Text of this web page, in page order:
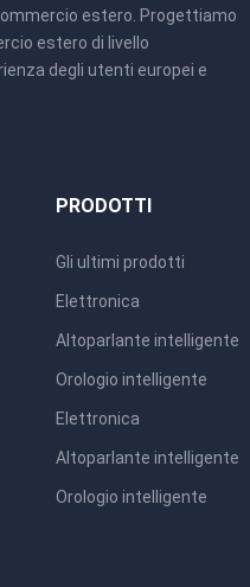
estero. Progettiamo
estero di livello
degli utenti europei e
PRODOTTI
Gli ultimi prodotti
Elettronica
Altoparlante intelligente
Orologio intelligente
Elettronica
Altoparlante intelligente
Orologio intelligente